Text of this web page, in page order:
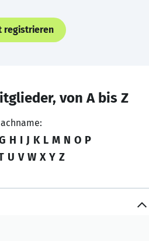
registrieren
von A bis Z
H I J K L M N O P
U V W X Y Z